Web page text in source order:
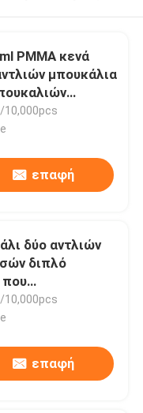
PMMA κενά
μπουκάλια
αέρα
10,000pcs
επαφή
δύο αντλιών
διπλό
που
με τη σαφή ΚΑΠ
10,000pcs
επαφή